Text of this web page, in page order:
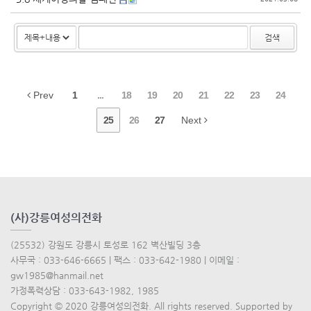
검색
Prev 1 ... 18 19 20 21 22 23 24
25 26 27 Next
(사)강릉여성의전화
(25532) 강원도 강릉시 토성로 162 벽산빌딩 3층
사무국 : 033-646-6665 | 팩스 : 033-642-1980 | 이메일 :
gw1985@hanmail.net
가정폭력상담 : 033-643-1982, 1985
Copyright © 2020 강릉여성의전화. All rights reserved. Supported by